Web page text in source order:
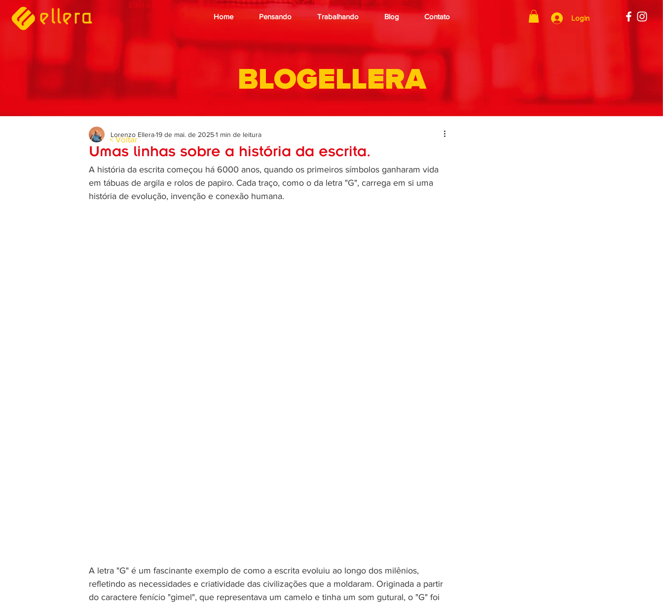
Login
Ellera Design é
estratégia
Home Pensando Trabalhando Blog Contato
BLOGELLERA
Umas linhas sobre a história da escrita.
Lorenzo Ellera19 de mai. de 20251 min de leitura
A história da escrita começou há 6000 anos, quando os primeiros símbolos ganharam vida
em tábuas de argila e rolos de papiro. Cada traço, como o da letra "G", carrega em si uma
história de evolução, invenção e conexão humana.
A letra "G" é um fascinante exemplo de como a escrita evoluiu ao longo dos milênios,
refletindo as necessidades e criatividade das civilizações que a moldaram. Originada a partir
do caractere fenício "gimel", que representava um camelo e tinha um som gutural, o "G" foi
< Voltar